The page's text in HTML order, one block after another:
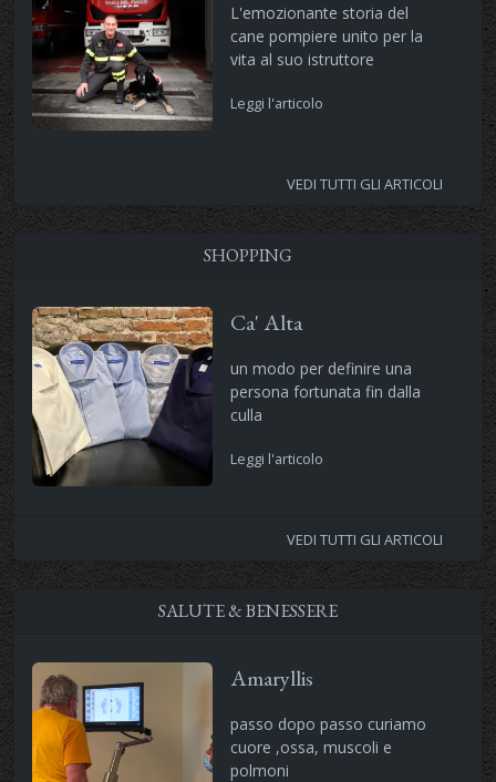
L'emozionante storia del
cane pompiere unito per la
vita al suo istruttore
Leggi l'articolo
VEDI TUTTI GLI ARTICOLI
SHOPPING
Ca' Alta
un modo per definire una
persona fortunata fin dalla
culla
Leggi l'articolo
VEDI TUTTI GLI ARTICOLI
SALUTE & BENESSERE
Amaryllis
passo dopo passo curiamo
cuore ,ossa, muscoli e
polmoni